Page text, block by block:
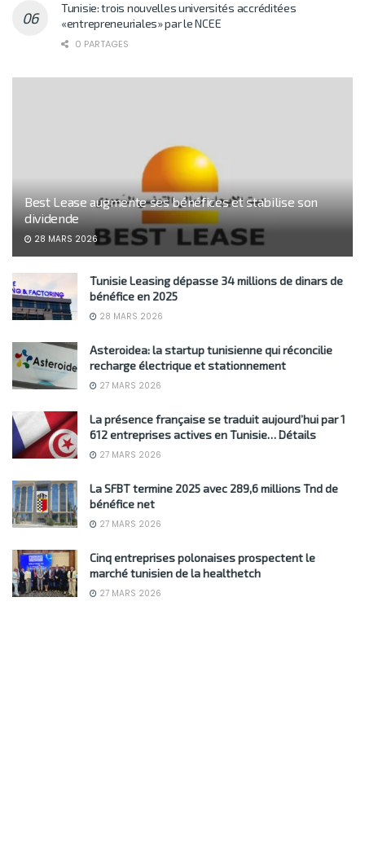
Tunisie: trois nouvelles universités accréditées
«entrepreneuriales» par le NCEE
0 PARTAGES
Best Lease augmente ses bénéfices et stabilise son
dividende
28 MARS 2026
Tunisie Leasing dépasse 34 millions de dinars de
bénéfice en 2025
28 MARS 2026
Asteroidea: la startup tunisienne qui réconcilie
recharge électrique et stationnement
27 MARS 2026
La présence française se traduit aujourd’hui par 1
612 entreprises actives en Tunisie… Détails
27 MARS 2026
La SFBT termine 2025 avec 289,6 millions Tnd de
bénéfice net
27 MARS 2026
Cinq entreprises polonaises prospectent le
marché tunisien de la healthetch
27 MARS 2026